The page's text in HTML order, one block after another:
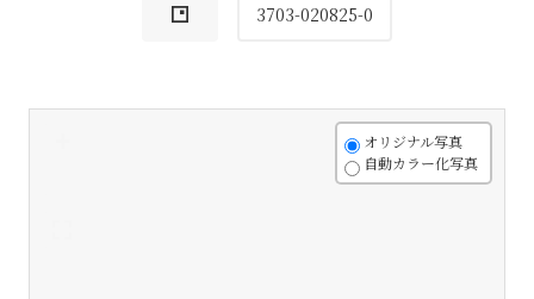
3703-020825-0
オリジナル写真
自動カラー化写真